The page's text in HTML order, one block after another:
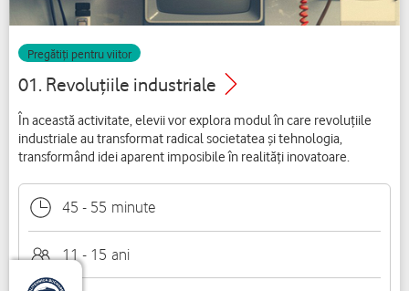
Pregătiți pentru viitor
01. Revoluțiile industriale
În această activitate, elevii vor explora modul în care revoluțiile
industriale au transformat radical societatea și tehnologia,
transformând idei aparent imposibile în realități inovatoare.
45 - 55 minute
11 - 15 ani